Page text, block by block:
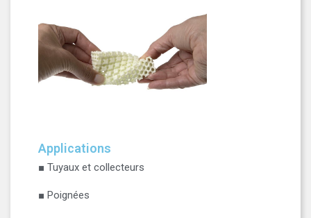
Applications
■ Tuyaux et collecteurs
■ Poignées